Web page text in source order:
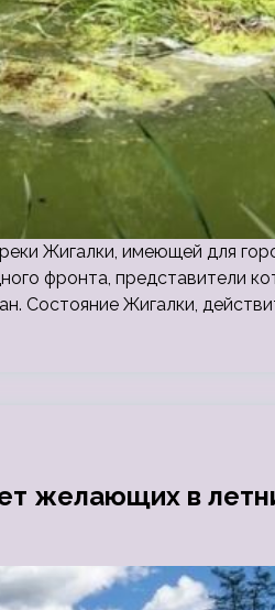
Жигалки, имеющей для
фронта, представители
Состояние Жигалки,
желающих в